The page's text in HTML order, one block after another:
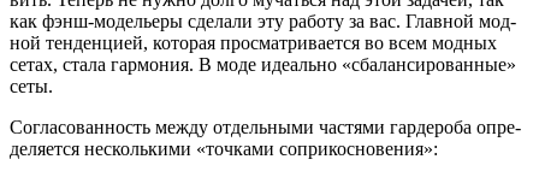
как фэнш-моде­лье­ры сде­ла­ли эту рабо­ту за вас. Глав­ной мод­
ной тен­ден­ци­ей, кото­рая про­смат­ри­ва­ет­ся во всем мод­ных
сетах, ста­ла гар­мо­ния. В моде иде­аль­но «сба­лан­си­ро­ван­ные»
сеты.
Согла­со­ван­ность меж­ду отдель­ны­ми частя­ми гар­де­роба опре­
де­ля­ет­ся несколь­ки­ми «точ­ка­ми соприкосновения»: